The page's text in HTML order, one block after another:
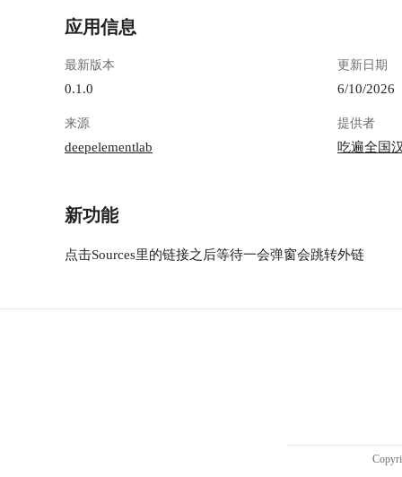
应用信息
最新版本
0.1.0
更新日期
6/10/2026
来源
deepelementlab
提供者
吃遍全国
新功能
点击Sources里的链接之后等待一会弹窗会跳转外链